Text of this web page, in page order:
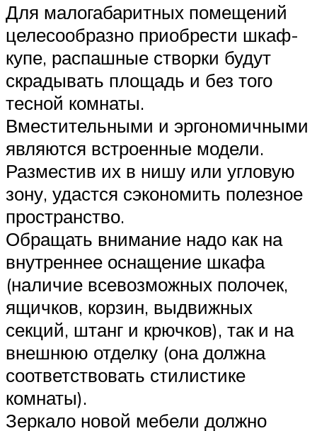
Для малогабаритных помещений
целесообразно приобрести шкаф-
купе, распашные створки будут
скрадывать площадь и без того
тесной комнаты.
Вместительными и эргономичными
являются встроенные модели.
Разместив их в нишу или угловую
зону, удастся сэкономить полезное
пространство.
Обращать внимание надо как на
внутреннее оснащение шкафа
(наличие всевозможных полочек,
ящичков, корзин, выдвижных
секций, штанг и крючков), так и на
внешнюю отделку (она должна
соответствовать стилистике
комнаты).
Зеркало новой мебели должно